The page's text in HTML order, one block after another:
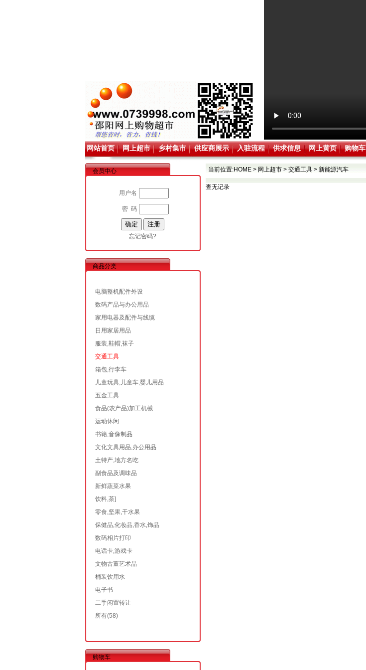
网站首页 网上超市 乡村集市 供应商展示 入驻流程 供求信息 网上黄页 购物车
会员中心
用户名
密 码
忘记密码?
商品分类
电脑整机配件外设
数码产品与办公用品
家用电器及配件与线缆
日用家居用品
服装,鞋帽,袜子
交通工具
箱包,行李车
儿童玩具,儿童车,婴儿用品
五金工具
食品(农产品)加工机械
运动休闲
书籍,音像制品
文化文具用品,办公用品
土特产,地方名吃
副食品及调味品
新鲜蔬菜水果
饮料,茶]
零食,坚果,干水果
保健品,化妆品,香水,饰品
数码相片打印
电话卡,游戏卡
文物古董艺术品
桶装饮用水
电子书
二手闲置转让
所有(58)
购物车
当前位置:HOME> 网上超市> 交通工具> 新能源汽车
查无记录